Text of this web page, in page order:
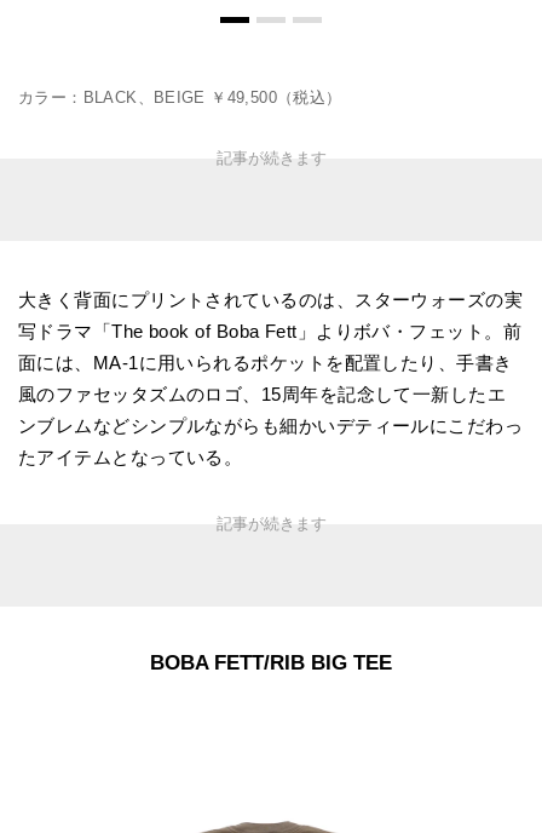
カラー：BLACK、BEIGE ￥49,500（税込）
大きく背面にプリントされているのは、スターウォーズの実
写ドラマ「The book of Boba Fett」よりボバ・フェット。前
面には、MA-1に用いられるポケットを配置したり、手書き
風のファセッタズムのロゴ、15周年を記念して一新したエ
ンブレムなどシンプルながらも細かいデティールにこだわっ
たアイテムとなっている。
BOBA FETT/RIB BIG TEE